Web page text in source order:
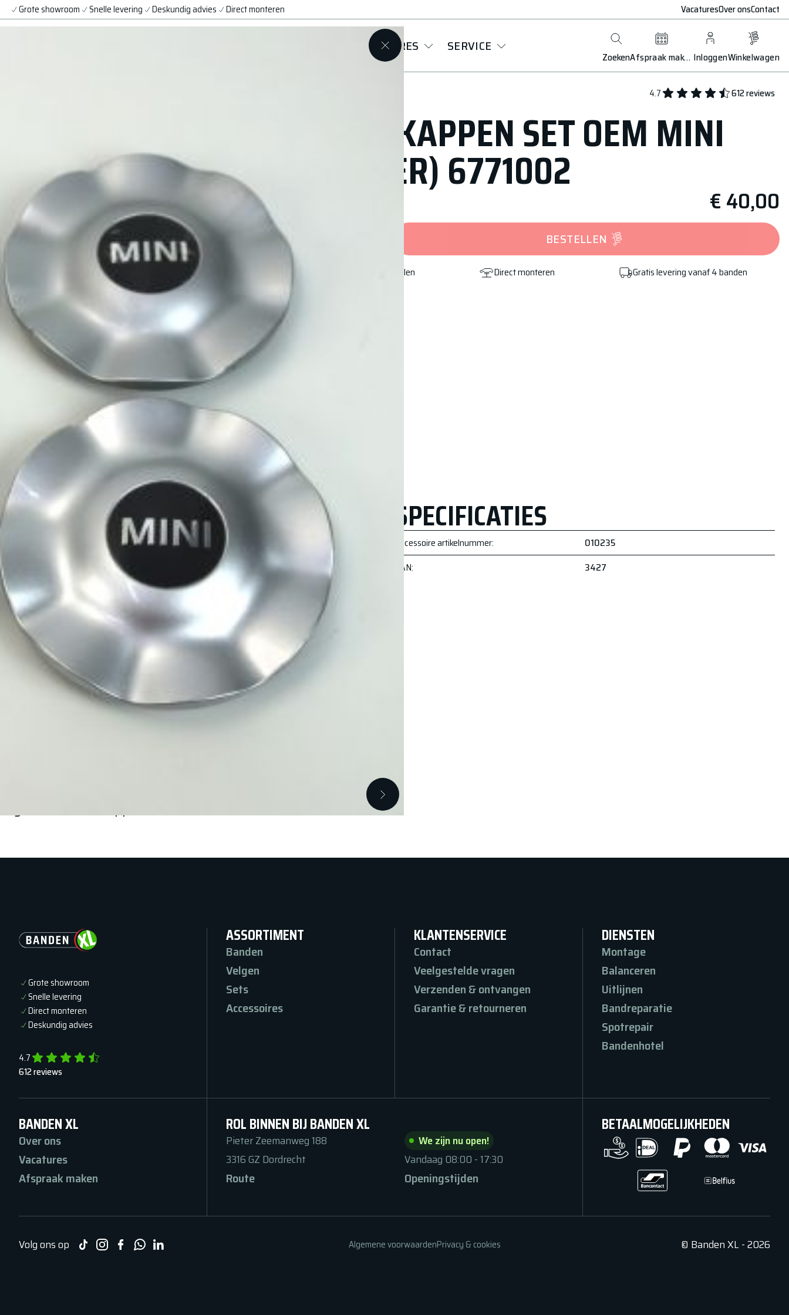
Grote showroom Snelle levering Deskundig advies Direct monteren VacaturesOver onsContact
ACCESSOIRES SERVICE
Zoeken Afspraak maken InloggenWinkelwagen
4.7 612reviews
NAAFKAPPEN SET OEM MINI
(ZILVER) 6771002
€ 40,00
BESTELLEN
Gratis afhalen Direct monteren Gratis levering vanaf 4 banden
OMSCHRIJVING
Geef je velgen een stijlvolle en complete uitstraling met onze
naafdoppen. De doppen bedekken het midden van de velg en
zorgen niet alleen voor een nette afwerking, maar beschermen
ook tegen vuil, stof en corrosie.
Naafdoppen zijn verkrijgbaar in verschillende kleuren en
ontwerpen, maar het belangrijkste aan naafdoppen is de
maatvoering. Ze zijn gemaakt van hoogwaardig kunststof of
metaal en zijn verkrijgbaar in diverse diameters en designs.
naafdoppen die wij over het algemeen op voorraad hebben zijn
SPECIFICATIES
Accessoire artikelnummer:
010235
EAN: 3427
4.7
612reviews
Grote showroom
Snelle levering
Direct monteren
Deskundig advies
ASSORTIMENT
Banden
Velgen
Sets
Accessoires
KLANTENSERVICE
Contact
Veelgestelde vragen
Verzenden & ontvangen
Garantie & retourneren
DIENSTEN
Montage
Balanceren
Uitlijnen
Bandreparatie
Spotrepair
Bandenhotel
BANDEN XL
Over ons
Vacatures
Afspraak maken
ROL BINNEN BIJ BANDEN XL
Pieter Zeemanweg 188
3316 GZ Dordrecht
Route
We zijn nu open!
Vandaag 08:00 - 17:30
Openingstijden
BETAALMOGELIJKHEDEN
Volg ons op Algemene voorwaardenPrivacy & cookies © Banden XL-2026